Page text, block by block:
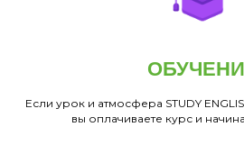
Если урок и атмосфера STUDY
вы оплачиваете курс и